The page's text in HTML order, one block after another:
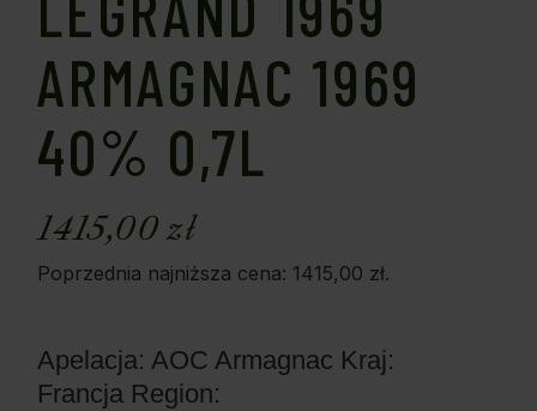
ARMAGNAC 1969
40% 0,7L
1415,00zł
Poprzednia najniższa cena: 1415,00 zł.
Apelacja: AOC Armagnac Kraj:
Francja Region: